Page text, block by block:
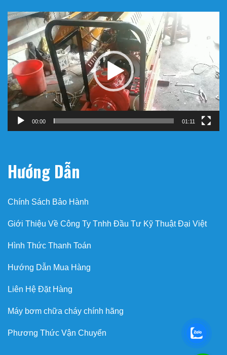
Trình
chơi
Video
00:00 01:11
Hướng Dẫn
Chính Sách Bảo Hành
Giới Thiệu Về Công Ty Tnhh Đầu Tư Kỹ Thuật Đại Việt
Hình Thức Thanh Toán
Hướng Dẫn Mua Hàng
Liên Hệ Đặt Hàng
Máy bơm chữa cháy chính hãng
Phương Thức Vận Chuyển